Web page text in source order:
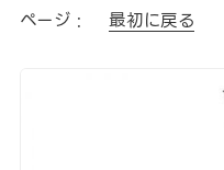
ページ : 最初に戻る